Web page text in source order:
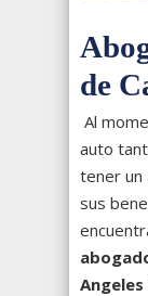
de
Al
auto
tener un
sus
Angeles